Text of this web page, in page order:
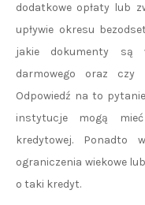
dodatkowe opłaty lub
upływie okresu
jakie dokumenty są
darmowego oraz czy
Odpowiedź na to
instytucje mogą
kredytowej. Ponadto
ograniczenia wiekowe
o taki kredyt.